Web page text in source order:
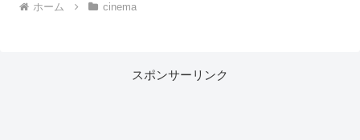
ホーム cinema
スポンサーリンク